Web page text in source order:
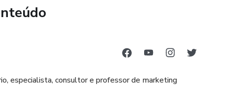
coloque em prática as técnicas de SEO e veja
acesso à plataforma Hotmart, que oferece uma
Além disso, a plataforma possui termos e
especialista, ​consultor e professor de marketing